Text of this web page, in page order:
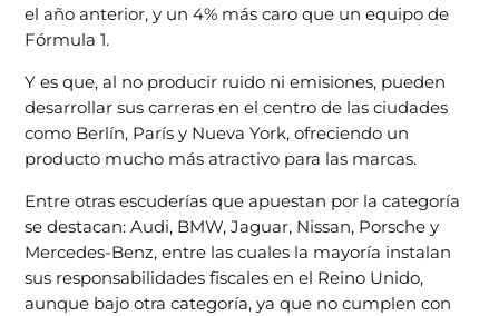
el año anterior, y un 4% más caro que un equipo de
Fórmula 1.
Y es que, al no producir ruido ni emisiones, pueden
desarrollar sus carreras en el centro de las ciudades
como Berlín, París y Nueva York, ofreciendo un
producto mucho más atractivo para las marcas.
Entre otras escuderías que apuestan por la categoría
se destacan: Audi, BMW, Jaguar, Nissan, Porsche y
Mercedes-Benz, entre las cuales la mayoría instalan
sus responsabilidades fiscales en el Reino Unido,
aunque bajo otra categoría, ya que no cumplen con